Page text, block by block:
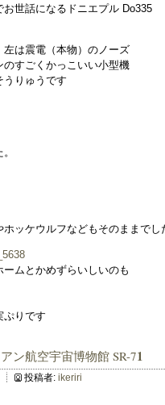
世話になるドニエプル Do335
左は震電（本物）のノーズ
すごくかっこいい小型機
うりゅうです
ホッケウルフなどもそのままでし
ムとかめずらいしいのも
ぷりです
ン航空宇宙博物館 SR-71
投稿者: ikeriri